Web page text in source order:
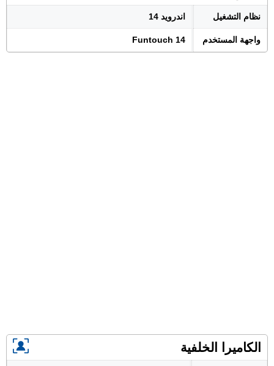
نظام التشغيل اندرويد 14
واجهة المستخدم Funtouch 14
الكاميرا الخلفية